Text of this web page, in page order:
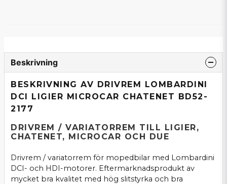
Beskrivning
BESKRIVNING AV DRIVREM LOMBARDINI
DCI LIGIER MICROCAR CHATENET BD52-
2177
DRIVREM / VARIATORREM TILL LIGIER,
CHATENET, MICROCAR OCH DUE
Drivrem / variatorrem för mopedbilar med Lombardini
DCI- och HDI-motorer. Eftermarknadsprodukt av
mycket bra kvalitet med hög slitstyrka och bra